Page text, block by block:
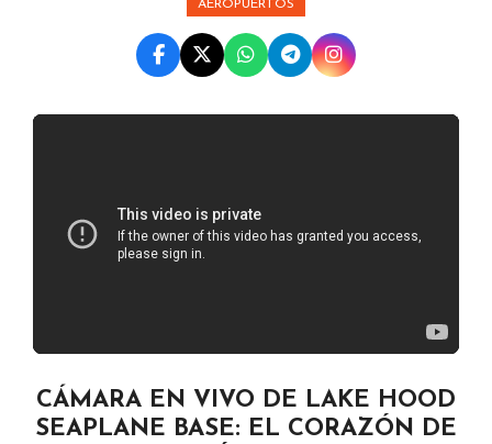
AEROPUERTOS
CÁMARA EN VIVO DE LAKE HOOD
SEAPLANE BASE: EL CORAZÓN DE